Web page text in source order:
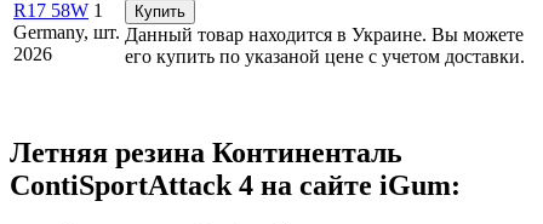
R17 58W
Germany,
2026
1
шт.
Купить
Данный товар находится в Украине. Вы можете
его купить по указаной цене с учетом доставки.
Летняя резина Континенталь
ContiSportAttack 4 на сайте iGum: